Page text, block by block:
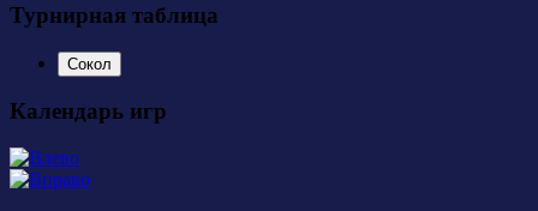
Турнирная таблица
Сокол
Календарь игр